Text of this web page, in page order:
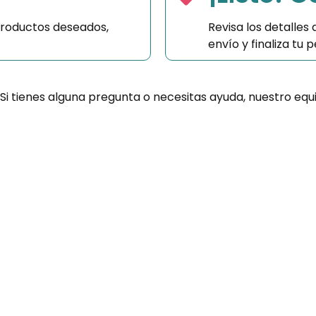
deseados,
Revisa los
envío y finaliza tu
tienes alguna pregunta o necesitas ayuda, nuestro